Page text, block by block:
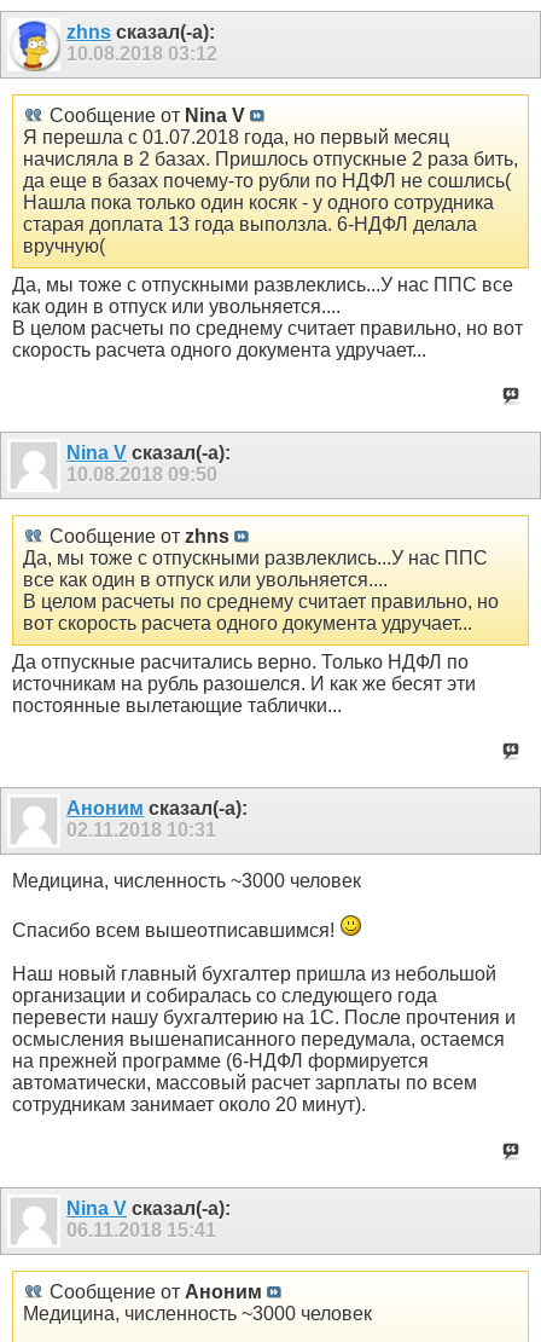
zhns сказал(-а):
10.08.2018 03:12
Сообщение от Nina V
Я перешла с 01.07.2018 года, но первый месяц
начисляла в 2 базах. Пришлось отпускные 2 раза бить,
да еще в базах почему-то рубли по НДФЛ не сошлись(
Нашла пока только один косяк - у одного сотрудника
старая доплата 13 года выползла. 6-НДФЛ делала
вручную(
Да, мы тоже с отпускными развлеклись...У нас ППС все
как один в отпуск или увольняется....
В целом расчеты по среднему считает правильно, но вот
скорость расчета одного документа удручает...
Nina V сказал(-а):
10.08.2018 09:50
Сообщение от zhns
Да, мы тоже с отпускными развлеклись...У нас ППС
все как один в отпуск или увольняется....
В целом расчеты по среднему считает правильно, но
вот скорость расчета одного документа удручает...
Да отпускные расчитались верно. Только НДФЛ по
источникам на рубль разошелся. И как же бесят эти
постоянные вылетающие таблички...
Аноним сказал(-а):
02.11.2018 10:31
Медицина, численность ~3000 человек
Спасибо всем вышеотписавшимся!
Наш новый главный бухгалтер пришла из небольшой
организации и собиралась со следующего года
перевести нашу бухгалтерию на 1С. После прочтения и
осмысления вышенаписанного передумала, остаемся
на прежней программе (6-НДФЛ формируется
автоматически, массовый расчет зарплаты по всем
сотрудникам занимает около 20 минут).
Nina V сказал(-а):
06.11.2018 15:41
Сообщение от Аноним
Медицина, численность ~3000 человек